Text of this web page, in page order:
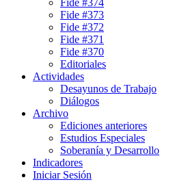
Fide #374
Fide #373
Fide #372
Fide #371
Fide #370
Editoriales
Actividades
Desayunos de Trabajo
Diálogos
Archivo
Ediciones anteriores
Estudios Especiales
Soberanía y Desarrollo
Indicadores
Iniciar Sesión